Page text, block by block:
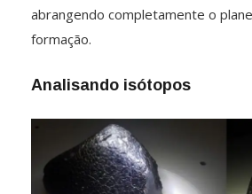
abrangendo completamente o
formação.
Analisando isótopos